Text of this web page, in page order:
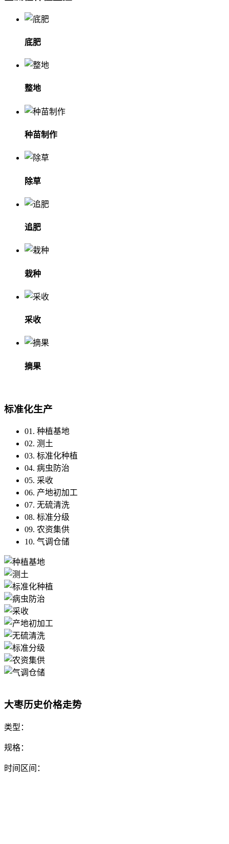
底肥
整地
种苗制作
除草
追肥
栽种
采收
摘果
标准化生产
01. 种植基地
02. 测土
03. 标准化种植
04. 病虫防治
05. 采收
06. 产地初加工
07. 无硫清洗
08. 标准分级
09. 农资集供
10. 气调仓储
大枣历史价格走势
类型：
规格：
时间区间：